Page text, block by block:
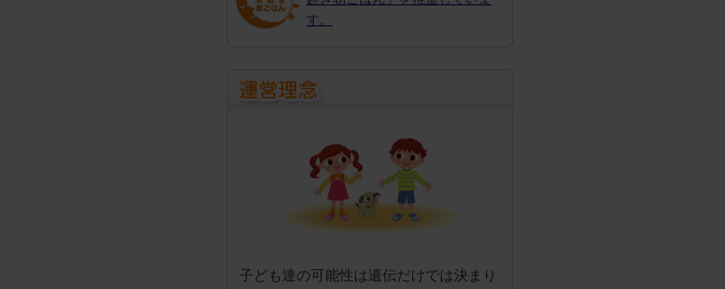
す。
子ども達の可能性は遺伝だけでは決まり